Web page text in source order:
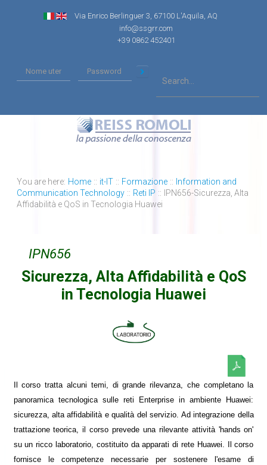
Via Enrico Berlinguer 3, 67100 L'Aquila, AQ
info@ssgrr.com
+39 0862 452401
You are here: Home :: it-IT :: Formazione :: Information and
Communication Technology :: Reti IP ::
IPN656-Sicurezza, Alta
Affidabilità e QoS in Tecnologia Huawei
IPN656
Sicurezza, Alta Affidabilità e QoS
in Tecnologia Huawei
Il corso tratta alcuni temi, di grande rilevanza, che completano la
panoramica tecnologica sulle reti Enterprise in ambiente Huawei:
sicurezza, alta affidabilità e qualità del servizio. Ad integrazione della
trattazione teorica, il corso prevede una rilevante attività 'hands on'
su un ricco laboratorio, costituito da apparati di rete Huawei. Il corso
fornisce le competenze necessarie per sostenere l'esame di